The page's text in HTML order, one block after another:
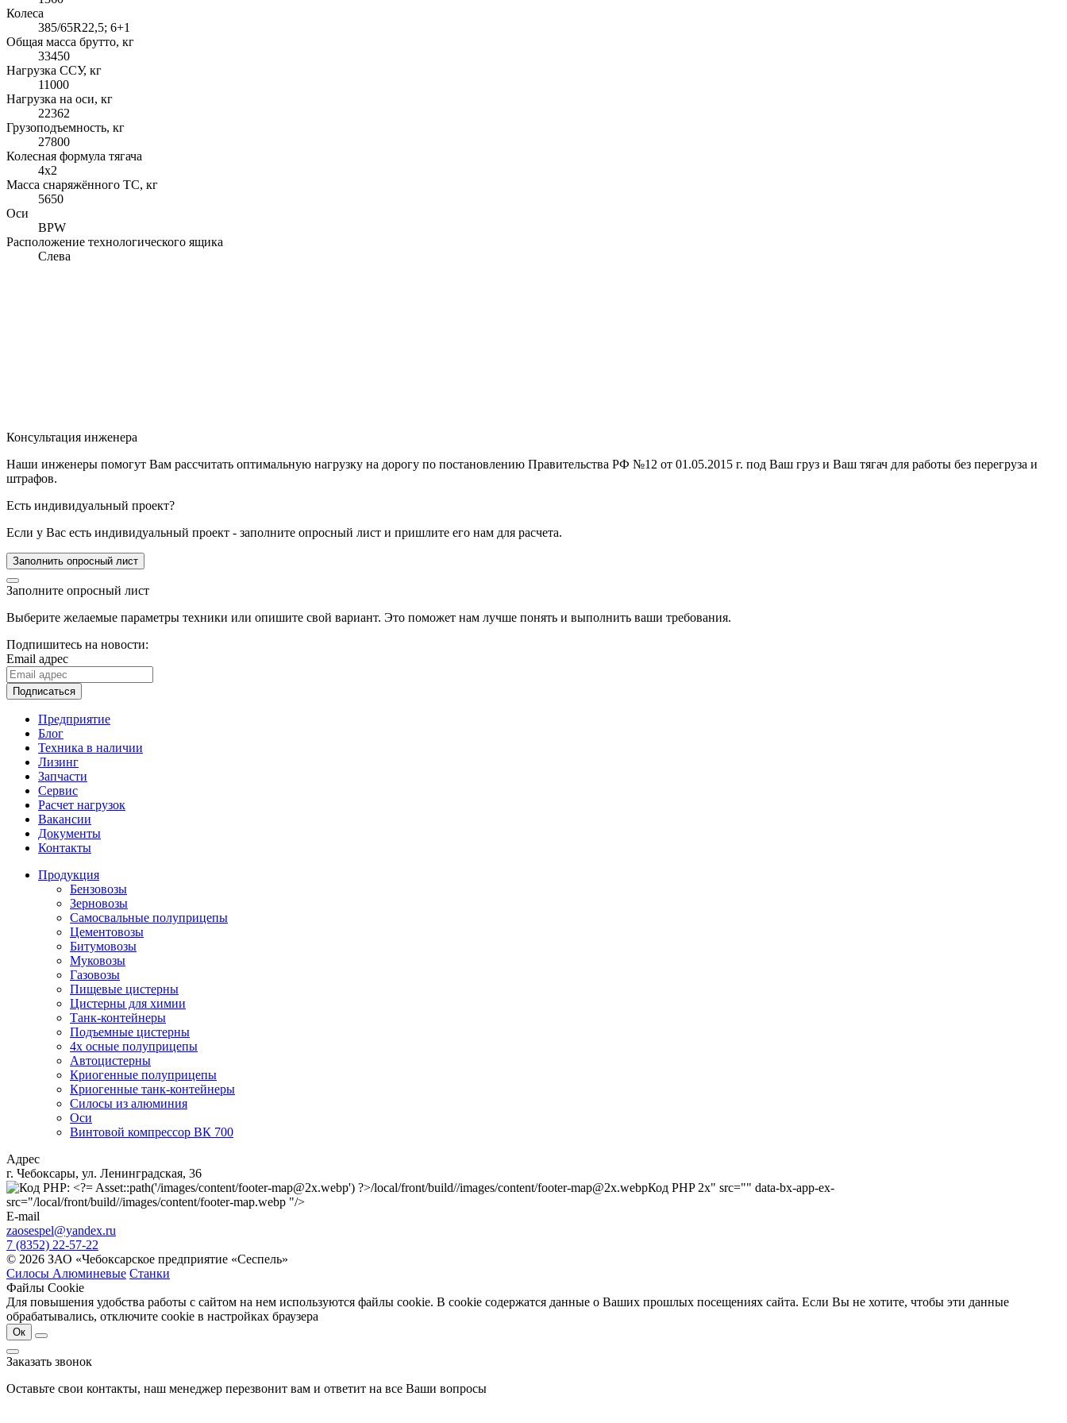
Колеса
385/65R22,5; 6+1
Общая масса брутто, кг
33450
Нагрузка ССУ, кг
11000
Нагрузка на оси, кг
22362
Грузоподъемность, кг
27800
Колесная формула тягача
4x2
Масса снаряжённого ТС, кг
5650
Оси
BPW
Расположение технологического ящика
Слева
Консультация инженера
Наши инженеры помогут Вам рассчитать оптимальную нагрузку на дорогу по постановлению Правительства РФ №12 от 01.05.2015 г. под Ваш груз и Ваш тягач для работы без перегруза и
штрафов.
Есть индивидуальный проект?
Если у Вас есть индивидуальный проект - заполните опросный лист и пришлите его нам для расчета.
Заполнить опросный лист
Заполните опросный лист
Выберите желаемые параметры техники или опишите свой вариант. Это поможет нам лучше понять и выполнить ваши требования.
Подпишитесь на новости:
Email адрес
Подписаться
Предприятие
Блог
Техника в наличии
Лизинг
Запчасти
Сервис
Расчет нагрузок
Вакансии
Документы
Контакты
Продукция
Бензовозы
Зерновозы
Самосвальные полуприцепы
Цементовозы
Битумовозы
Муковозы
Газовозы
Пищевые цистерны
Цистерны для химии
Танк-контейнеры
Подъемные цистерны
4х осные полуприцепы
Автоцистерны
Криогенные полуприцепы
Криогенные танк-контейнеры
Силосы из алюминия
Оси
Винтовой компрессор ВК 700
Адрес
г. Чебоксары, ул. Ленинградская, 36
/local/front/build//images/content/footer-map@2x.webpКод PHP2x" src="" data-bx-app-ex-
src="/local/front/build//images/content/footer-map.webp "/>
E-mail
zaosespel@yandex.ru
7 (8352) 22-57-22
© 2026 ЗАО «Чебоксарское предприятие «Сеспель»
Силосы Алюминевые Станки
Файлы Cookie
Для повышения удобства работы с сайтом на нем используются файлы cookie. В cookie содержатся данные о Ваших прошлых посещениях сайта. Если Вы не хотите, чтобы эти данные
обрабатывались, отключите cookie в настройках браузера
Ок
Заказать звонок
Оставьте свои контакты, наш менеджер перезвонит вам и ответит на все Ваши вопросы